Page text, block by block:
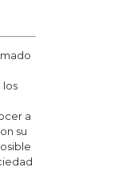
los
a
su